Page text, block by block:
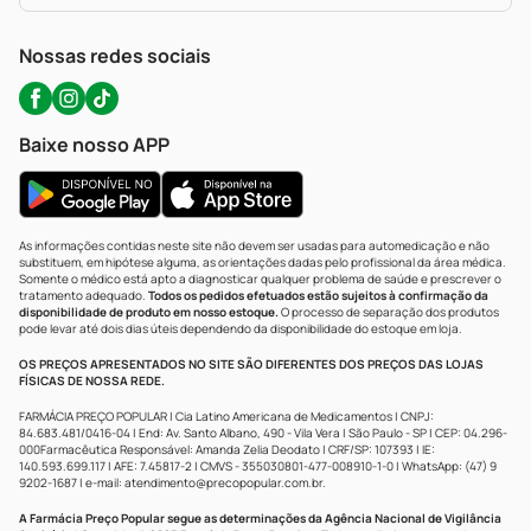
WhatsApp (47) 9202-1687
Nossas redes sociais
Baixe nosso APP
As informações contidas neste site não devem ser usadas para automedicação e não
substituem, em hipótese alguma, as orientações dadas pelo profissional da área médica.
Somente o médico está apto a diagnosticar qualquer problema de saúde e prescrever o
tratamento adequado. Todos os pedidos efetuados estão sujeitos à confirmação da
disponibilidade de produto em nosso estoque.O processo de separação dos produtos
pode levar até dois dias úteis dependendo da disponibilidade do estoque em loja.
OS PREÇOS APRESENTADOS NO SITE SÃO DIFERENTES DOS PREÇOS DAS LOJAS
FÍSICAS DE NOSSA REDE.
FARMÁCIA PREÇO POPULAR | Cia Latino Americana de Medicamentos | CNPJ:
84.683.481/0416-04 | End: Av. Santo Albano, 490 - Vila Vera | São Paulo - SP | CEP: 04.296-
000Farmacêutica Responsável: Amanda Zelia Deodato | CRF/SP: 107393 | IE:
140.593.699.117 | AFE: 7.45817-2 | CMVS - 355030801-477-008910-1-0 | WhatsApp: (47) 9
9202-1687 | e-mail: atendimento@precopopular.com.br.
A Farmácia Preço Popular segue as determinações da Agência Nacional de Vigilância